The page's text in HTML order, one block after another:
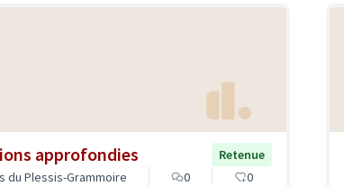
approfondies
Retenue
du Plessis-Grammoire
0 0